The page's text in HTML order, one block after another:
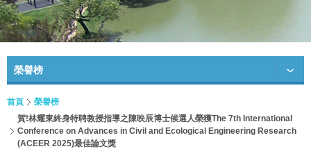
榮譽榜
首頁
榮譽榜
賀!林耀東終身特聘教授指導之陳映辰博士候選人榮獲The 7th International
Conference on Advances in Civil and Ecological Engineering Research
(ACEER 2025)最佳論文獎